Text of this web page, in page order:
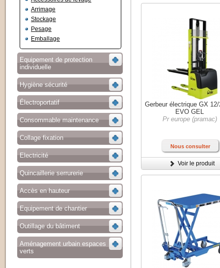
Arrimage
Stockage
Pesage
Emballage
Equipement de protection
individuelle
Hygiène sécurité
Électroportatif
Consommable maintenance
Collage fixation
Electricité
Quincaillerie serrurerie
Accès en hauteur
Equipement de chantier
Outillage du bâtiment
Aménagement urbain espaces
verts
Gerbeur électrique GX
EVO GEL
Pr europe (pramac)
Nous consulter
Voir le produit